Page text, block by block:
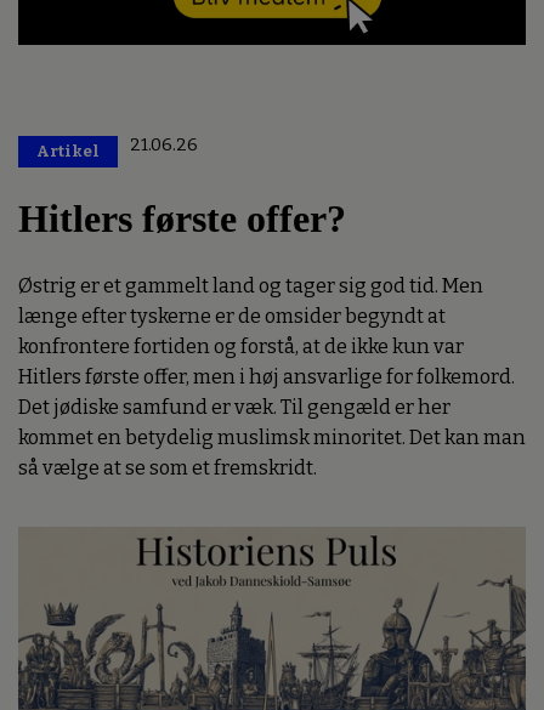
Artikel 21.06.26
Hitlers første offer?
Østrig er et gammelt land og tager sig god tid. Men
længe efter tyskerne er de omsider begyndt at
konfrontere fortiden og forstå, at de ikke kun var
Hitlers første offer, men i høj ansvarlige for folkemord.
Det jødiske samfund er væk. Til gengæld er her
kommet en betydelig muslimsk minoritet. Det kan man
så vælge at se som et fremskridt.